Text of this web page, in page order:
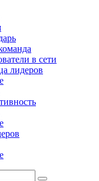
в сети
лидеров